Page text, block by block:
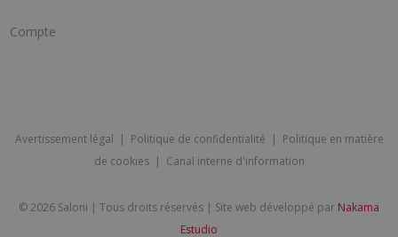
Compte
Avertissement légal | Politique de confidentialité | Politique en matière
de cookies| Canal interne d'information
©2026 Saloni | Tous droits réservés | Site web développé par Nakama
Estudio